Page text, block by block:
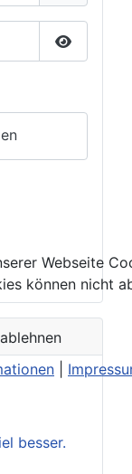
Passwort
besser.
Webseite
können nicht